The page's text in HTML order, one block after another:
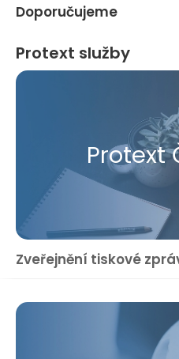
Doporučujeme
Protext služby
Protext
Zveřejnění tiskové